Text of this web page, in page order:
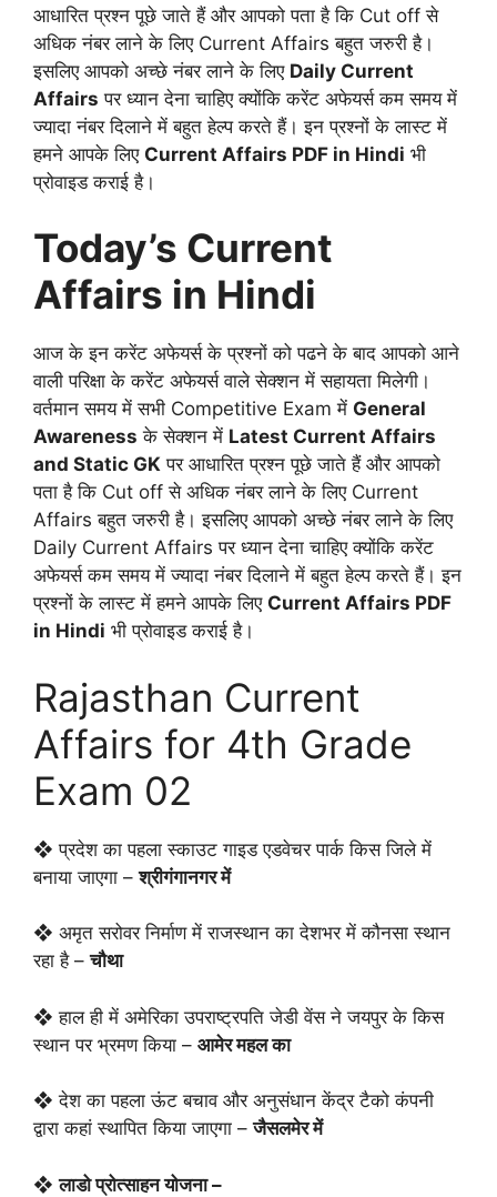
आधारित प्रश्न पूछे जाते हैं और आपको पता है कि Cut off से
अधिक नंबर लाने के लिए Current Affairs बहुत जरुरी है।
इसलिए आपको अच्छे नंबर लाने के लिए Daily Current
Affairs पर ध्यान देना चाहिए क्योंकि करेंट अफेयर्स कम समय में
ज्यादा नंबर दिलाने में बहुत हेल्प करते हैं। इन प्रश्नों के लास्ट में
हमने आपके लिए Current Affairs PDF in Hindi भी
प्रोवाइड कराई है।
Today’s Current
Affairs in Hindi
आज के इन करेंट अफेयर्स के प्रश्नों को पढने के बाद आपको आने
वाली परिक्षा के करेंट अफेयर्स वाले सेक्शन में सहायता मिलेगी।
वर्तमान समय में सभी Competitive Exam में General
Awareness के सेक्शन में Latest Current Affairs
and Static GK पर आधारित प्रश्न पूछे जाते हैं और आपको
पता है कि Cut off से अधिक नंबर लाने के लिए Current
Affairs बहुत जरुरी है। इसलिए आपको अच्छे नंबर लाने के लिए
Daily Current Affairs पर ध्यान देना चाहिए क्योंकि करेंट
अफेयर्स कम समय में ज्यादा नंबर दिलाने में बहुत हेल्प करते हैं। इन
प्रश्नों के लास्ट में हमने आपके लिए Current Affairs PDF
in Hindi भी प्रोवाइड कराई है।
Rajasthan Current
Affairs for 4th Grade
Exam 02
❖ प्रदेश का पहला स्काउट गाइड एडवेचर पार्क किस जिले में
बनाया जाएगा –श्रीगंगानगर में
❖ अमृत सरोवर निर्माण में राजस्थान का देशभर में कौनसा स्थान
रहा है –चौथा
❖ हाल ही में अमेरिका उपराष्ट्रपति जेडी वेंस ने जयपुर के किस
स्थान पर भ्रमण किया – आमेर महल का
❖ देश का पहला ऊंट बचाव और अनुसंधान केंद्र टैको कंपनी
द्वारा कहां स्थापित किया जाएगा –जैसलमेर में
❖लाडो प्रोत्साहन योजना –